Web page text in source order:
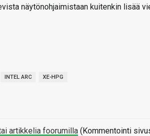
näytönohjaimistaan kuitenkin lisää
INTEL ARC XE-HPG
artikkelia foorumilla (Kommentointi